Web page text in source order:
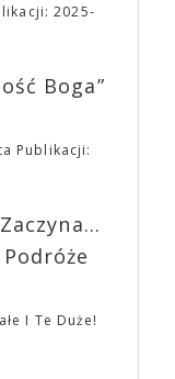
wizja
zaskakującej
Hereditary” i
najbardziej
podzielić
a przede
nie będzie
wyjść nie
nie zabraknie
Wam
2025-
Boga”
Publikacji:
I Te Duże!